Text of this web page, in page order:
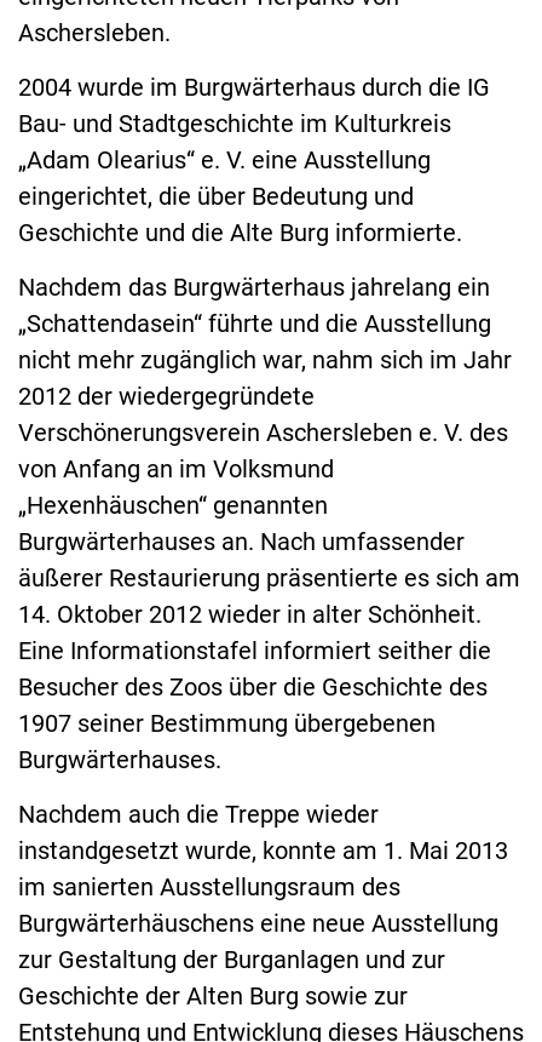
Aschersleben.
2004 wurde im Burgwärterhaus durch die IG
Bau- und Stadtgeschichte im Kulturkreis
„Adam Olearius“ e. V. eine Ausstellung
eingerichtet, die über Bedeutung und
Geschichte und die Alte Burg informierte.
Nachdem das Burgwärterhaus jahrelang ein
„Schattendasein“ führte und die Ausstellung
nicht mehr zugänglich war, nahm sich im Jahr
2012 der wiedergegründete
Verschönerungsverein Aschersleben e. V. des
von Anfang an im Volksmund
„Hexenhäuschen“ genannten
Burgwärterhauses an. Nach umfassender
äußerer Restaurierung präsentierte es sich am
14. Oktober 2012 wieder in alter Schönheit.
Eine Informationstafel informiert seither die
Besucher des Zoos über die Geschichte des
1907 seiner Bestimmung übergebenen
Burgwärterhauses.
Nachdem auch die Treppe wieder
instandgesetzt wurde, konnte am 1. Mai 2013
im sanierten Ausstellungsraum des
Burgwärterhäuschens eine neue Ausstellung
zur Gestaltung der Burganlagen und zur
Geschichte der Alten Burg sowie zur
Entstehung und Entwicklung dieses Häuschens